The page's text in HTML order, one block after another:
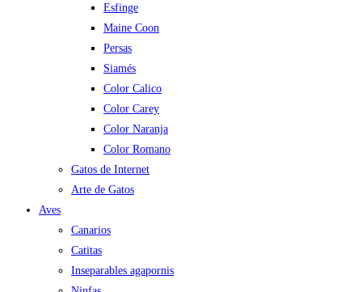
Esfinge
Maine Coon
Persas
Siamés
Color Calico
Color Carey
Color Naranja
Color Romano
Gatos de Internet
Arte de Gatos
Aves
Canarios
Catitas
Inseparables agapornis